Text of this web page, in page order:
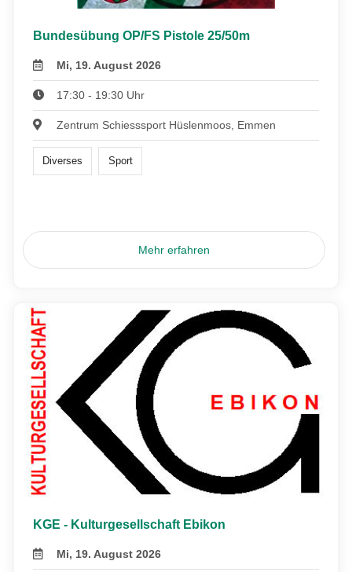
Bundesübung OP/FS Pistole 25/50m
Mi, 19. August 2026
17:30 - 19:30 Uhr
Zentrum Schiesssport Hüslenmoos, Emmen
Diverses Sport
Mehr erfahren
KGE - Kulturgesellschaft Ebikon
Mi, 19. August 2026